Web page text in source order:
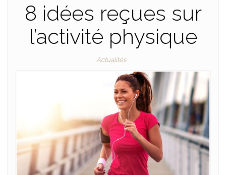
8 idées reçues sur
l’activité physique
Actualités